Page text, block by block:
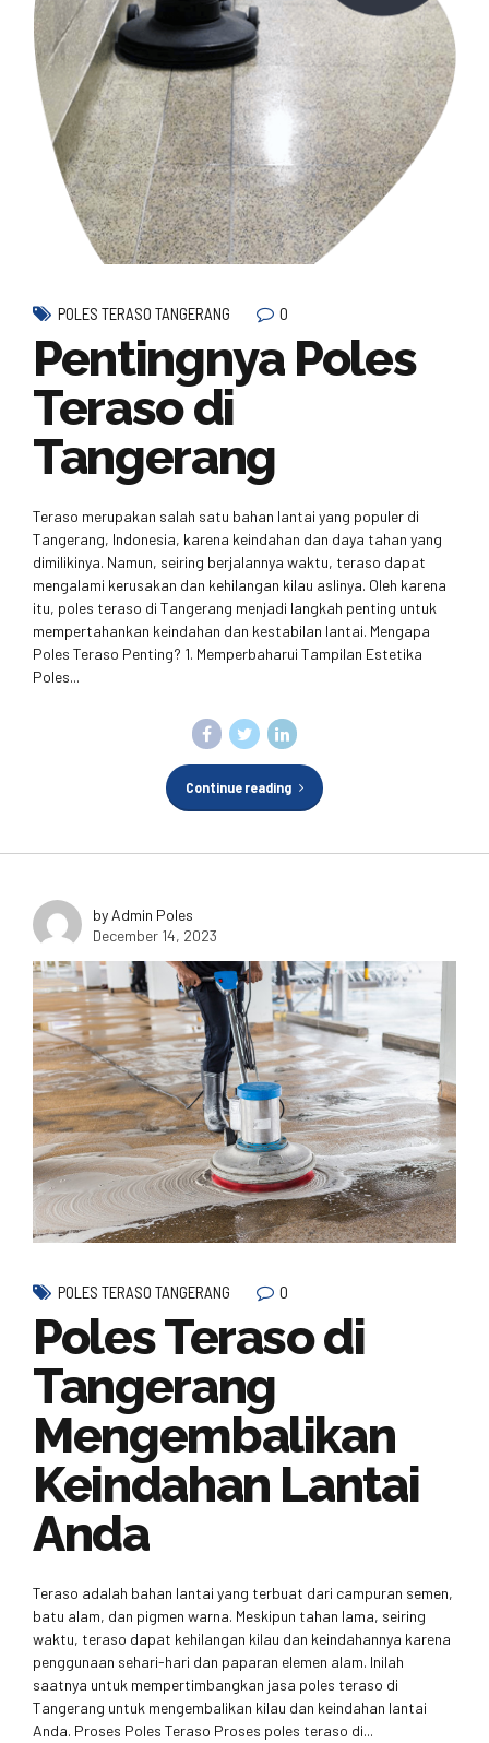
POLES TERASO TANGERANG 0
Pentingnya Poles
Teraso di
Tangerang
Teraso merupakan salah satu bahan lantai yang populer di
Tangerang, Indonesia, karena keindahan dan daya tahan yang
dimilikinya. Namun, seiring berjalannya waktu, teraso dapat
mengalami kerusakan dan kehilangan kilau aslinya. Oleh karena
itu, poles teraso di Tangerang menjadi langkah penting untuk
mempertahankan keindahan dan kestabilan lantai. Mengapa
Poles Teraso Penting? 1. Memperbaharui Tampilan Estetika
Poles...
Continue reading
by Admin Poles
December 14, 2023
POLES TERASO TANGERANG 0
Poles Teraso di
Tangerang
Mengembalikan
Keindahan Lantai
Anda
Teraso adalah bahan lantai yang terbuat dari campuran semen,
batu alam, dan pigmen warna. Meskipun tahan lama, seiring
waktu, teraso dapat kehilangan kilau dan keindahannya karena
penggunaan sehari-hari dan paparan elemen alam. Inilah
saatnya untuk mempertimbangkan jasa poles teraso di
Tangerang untuk mengembalikan kilau dan keindahan lantai
Anda. Proses Poles Teraso Proses poles teraso di...